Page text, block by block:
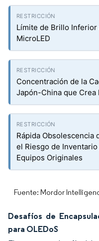
Límite de Brillo Inferior
MicroLED
Concentración de la
Japón-China que
Rápida Obsolescencia
el Riesgo de
Equipos Originales
Fuente: Mordor
Desafíos de
para OLEDoS